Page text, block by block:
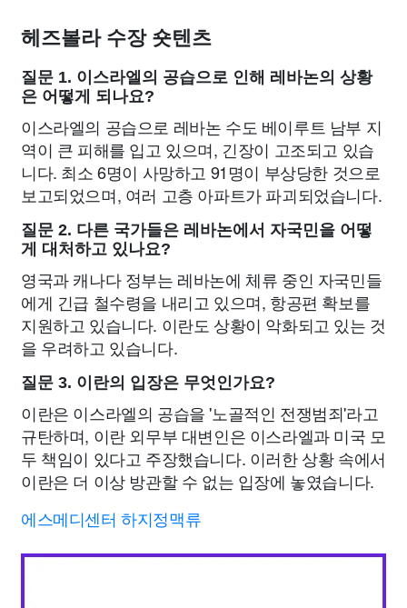
헤즈볼라 수장 숏텐츠
질문 1. 이스라엘의 공습으로 인해 레바논의 상황
은 어떻게 되나요?
이스라엘의 공습으로 레바논 수도 베이루트 남부 지
역이 큰 피해를 입고 있으며, 긴장이 고조되고 있습
니다. 최소 6명이 사망하고 91명이 부상당한 것으로
보고되었으며, 여러 고층 아파트가 파괴되었습니다.
질문 2. 다른 국가들은 레바논에서 자국민을 어떻
게 대처하고 있나요?
영국과 캐나다 정부는 레바논에 체류 중인 자국민들
에게 긴급 철수령을 내리고 있으며, 항공편 확보를
지원하고 있습니다. 이란도 상황이 악화되고 있는 것
을 우려하고 있습니다.
질문 3. 이란의 입장은 무엇인가요?
이란은 이스라엘의 공습을 '노골적인 전쟁범죄'라고
규탄하며, 이란 외무부 대변인은 이스라엘과 미국 모
두 책임이 있다고 주장했습니다. 이러한 상황 속에서
이란은 더 이상 방관할 수 없는 입장에 놓였습니다.
에스메디센터 하지정맥류